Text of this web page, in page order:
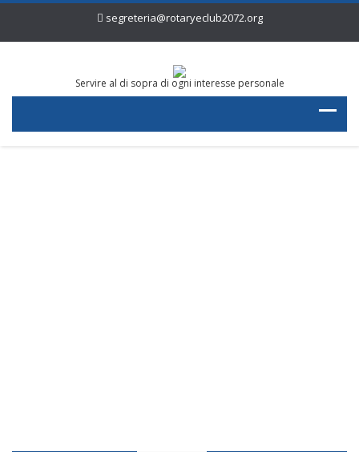
segreteria@rotaryeclub2072.org
Servire al di sopra di ogni interesse personale